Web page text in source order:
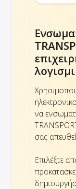
να
σας
Επιλέξτε